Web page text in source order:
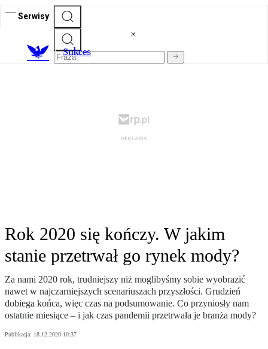
Serwisy
Sukces
Rok 2020 się kończy. W jakim
stanie przetrwał go rynek mody?
Za nami 2020 rok, trudniejszy niż moglibyśmy sobie wyobrazić
nawet w najczarniejszych scenariuszach przyszłości. Grudzień
dobiega końca, więc czas na podsumowanie. Co przyniosły nam
ostatnie miesiące – i jak czas pandemii przetrwała je branża mody?
Publikacja: 18.12.2020 10:37